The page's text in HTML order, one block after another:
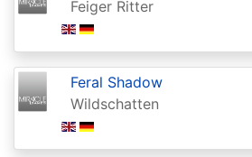
the
Forgotten
Realms:
Feiger Ritter
Feral Shadow
Wildschatten